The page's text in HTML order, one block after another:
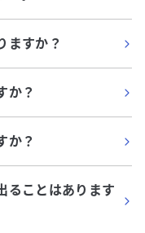
ますか？
か？
か？
ることはあります